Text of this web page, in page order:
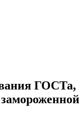
ГОСТа,